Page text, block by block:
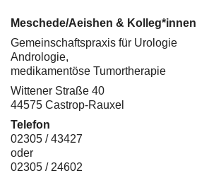
Meschede/Aeishen & Kolleg*innen
Gemeinschaftspraxis für Urologie
Andrologie,
medikamentöse Tumortherapie
Wittener Straße 40
44575 Castrop-Rauxel
Telefon
02305 / 43427
oder
02305 / 24602